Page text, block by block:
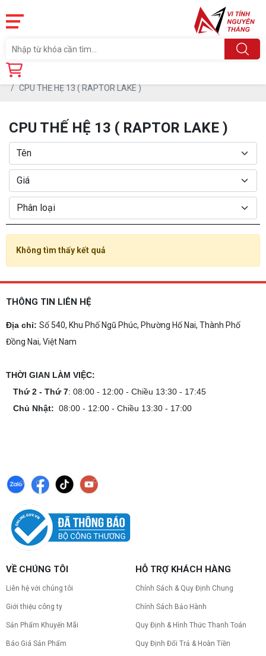
Trang chủ
CPU THẾ HỆ 13 ( RAPTOR LAKE )
CPU THẾ HỆ 13 ( RAPTOR LAKE )
Không tìm thấy kết quả
THÔNG TIN LIÊN HỆ
Địa chỉ: Số 540, Khu Phố Ngũ Phúc, Phường Hố Nai, Thành Phố
Đồng Nai, Việt Nam
THỜI GIAN LÀM VIỆC:
Thứ 2 - Thứ 7: 08:00 - 12:00 - Chiều 13:30 - 17:45
Chủ Nhật: 08:00 - 12:00 - Chiều 13:30 - 17:00
VỀ CHÚNG TÔI
Liên hệ với chúng tôi
Giới thiệu công ty
Sản Phẩm Khuyến Mãi
Báo Giá Sản Phẩm
HỖ TRỢ KHÁCH HÀNG
Chính Sách & Quy Định Chung
Chính Sách Bảo Hành
Quy Định & Hình Thức Thanh Toán
Quy Định Đổi Trả & Hoàn Tiền